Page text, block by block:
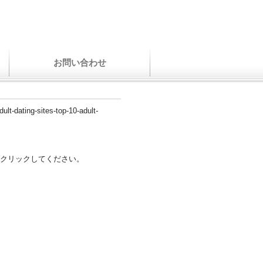
お問い合わせ
dating-sites-top-10-adult-
リックしてください。